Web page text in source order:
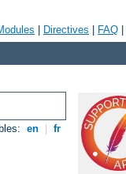
Directives FAQ
en fr